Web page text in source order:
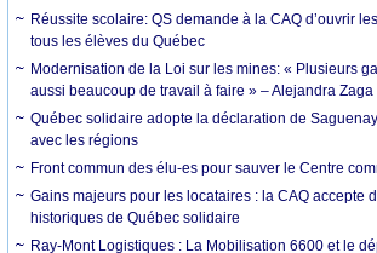
Réussite scolaire: QS demande à la CAQ d’ouvrir
tous les élèves du Québec
Modernisation de la Loi sur les mines: « Plusieurs
aussi beaucoup de travail à faire » – Alejandra
Québec solidaire adopte la déclaration de
avec les régions
Front commun des élu-es pour sauver le Centre
Gains majeurs pour les locataires : la CAQ accepte
historiques de Québec solidaire
Ray-Mont Logistiques : La Mobilisation 6600 et le